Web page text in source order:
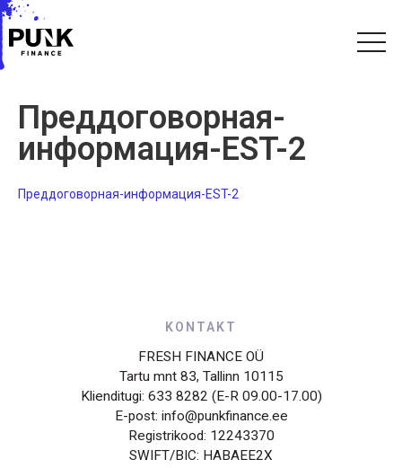
Преддоговорная-
информация-EST-2
Преддоговорная-информация-EST-2
KONTAKT
FRESH FINANCE OÜ
Tartu mnt 83, Tallinn 10115
Klienditugi: 633 8282 (E-R 09.00-17.00)
E-post: info@punkfinance.ee
Registrikood: 12243370
SWIFT/BIC: HABAEE2X